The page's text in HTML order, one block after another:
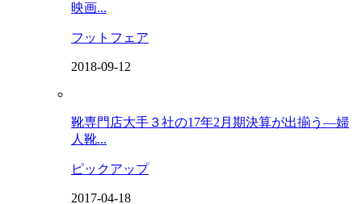
映画...
フットフェア
2018-09-12
靴専門店大手３社の17年2月期決算が出揃う―婦
人靴...
ピックアップ
2017-04-18